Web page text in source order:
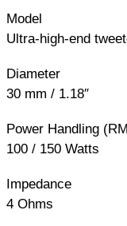
Model
Ultra-high-end
Diameter
30 mm / 1.18″
Power Handling
100 / 150 Watts
Impedance
4 Ohms